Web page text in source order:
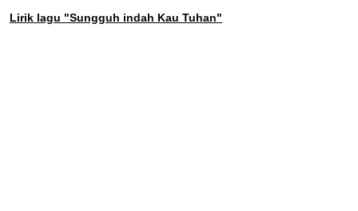
Lirik lagu "Sungguh indah Kau Tuhan"